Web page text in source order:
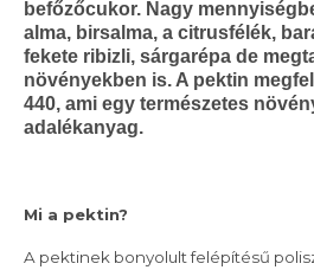
befőzőcukor. Nagy
alma, birsalma, a citrusfélék,
fekete ribizli, sárgarépa de
növényekben is. A pektin
440, ami egy természetes
adalékanyag.
Mi a pektin?
A pektinek bonyolult felépítésű